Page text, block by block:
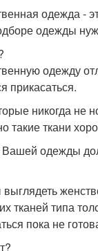
одежда -
одежды
одежду
прикасаться.
никогда не
такие ткани
одежды
тканей типа
пока не